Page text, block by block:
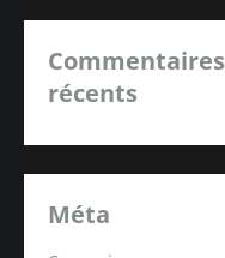
Commentaires
récents
Méta